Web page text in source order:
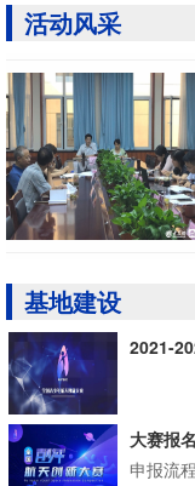
活动风采
基地建设
2021-
大赛报
申报流